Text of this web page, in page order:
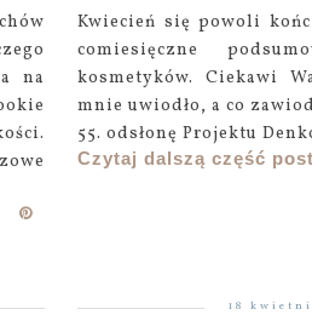
na
Kwiecień się powoli
comiesięczne
kosmetyków. Ciekawi
mnie uwiodło, a co
55. odsłonę Projektu
Czytaj dalszą część
18